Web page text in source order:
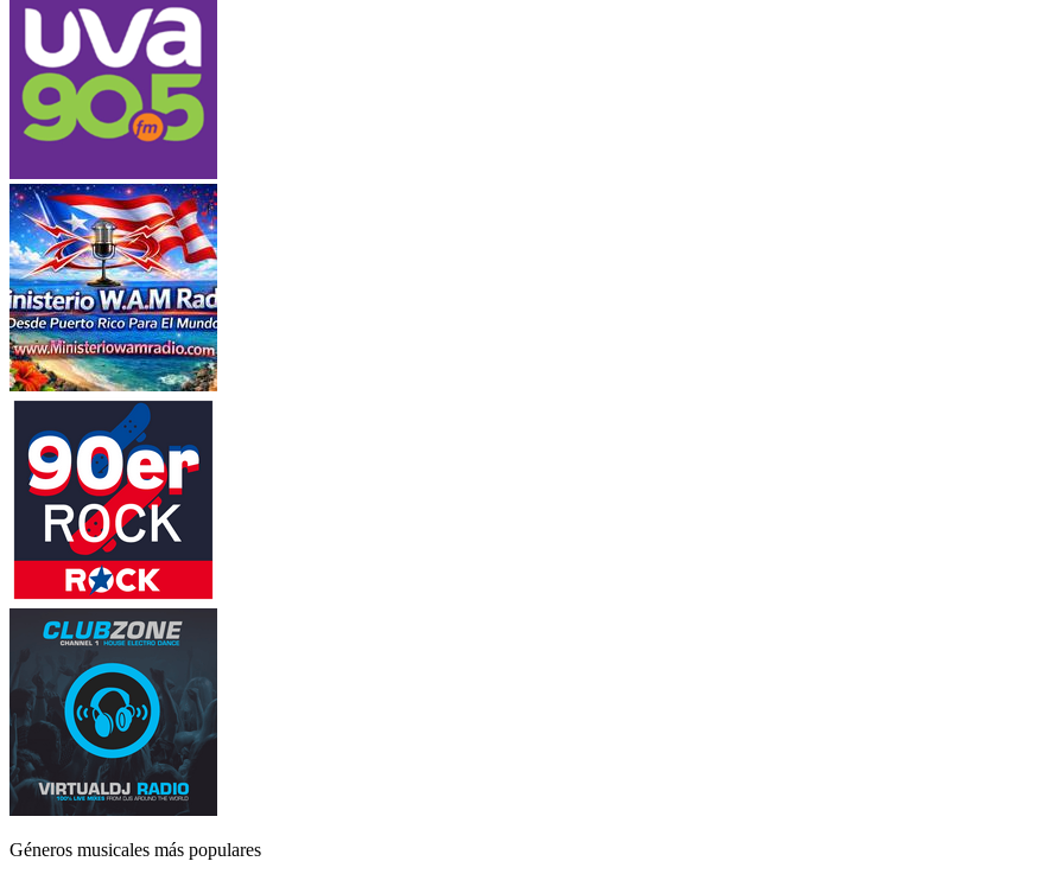
Géneros musicales más populares